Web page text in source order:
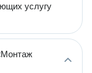
услугу